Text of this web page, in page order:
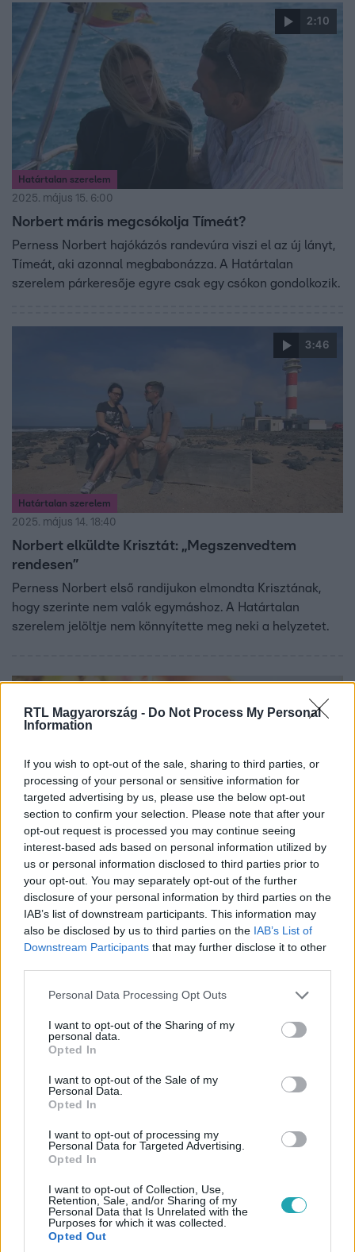
RTL Magyarország - Do Not Process My Personal
Information
If you wish to opt-out of the sale, sharing to third parties, or
processing of your personal or sensitive information for
targeted advertising by us, please use the below opt-out
section to confirm your selection. Please note that after your
opt-out request is processed you may continue seeing
interest-based ads based on personal information utilized by
us or personal information disclosed to third parties prior to
your opt-out. You may separately opt-out of the further
disclosure of your personal information by third parties on the
IAB’s list of downstream participants. This information may
also be disclosed by us to third parties on the IAB’s List of
Downstream Participants that may further disclose it to other
Please note that this website/app uses one or more Google
not limited to your visit or usage behaviour. You may click to
grant or deny consent to Google and its third-party tags to
use your data for below specified purposes in below Google
consent section.
Personal Data Processing Opt Outs
I want to opt-out of the Sharing of my
personal data.
Opted In
I want to opt-out of the Sale of my
Personal Data.
Opted In
I want to opt-out of processing my
Personal Data for Targeted Advertising.
Opted In
I want to opt-out of Collection, Use,
Retention, Sale, and/or Sharing of my
Personal Data that Is Unrelated with the
Purposes for which it was collected.
Opted Out
2:10
Határtalan szerelem
2025. május 15. 6:00
Norbert máris megcsókolja Tímeát?
Perness Norbert hajókázós randevúra viszi el az új lányt,
Tímeát, aki azonnal megbabonázza. A Határtalan
szerelem párkeresője egyre csak egy csókon gondolkozik.
3:46
Határtalan szerelem
2025. május 14. 18:40
Norbert elküldte Krisztát: „Megszenvedtem
rendesen”
Perness Norbert első randijukon elmondta Krisztának,
hogy szerinte nem valók egymáshoz. A Határtalan
szerelem jelöltje nem könnyítette meg neki a helyzetet.
Határtalan szerelem
2025. május 14. 6:00
Norbert zavarba jön új randipartnerétől
A Kanári-szigeteken élő Perness Norbert újabb
lehetőséget kap a hódításra. Tímea érkezésétől azonban
még a Határtalan szerelem párkeresője is megilletődik.
3:00
2025. május 13. 18:45
Norbert csókokat lopott Esztertől Kriszta háta
mögött